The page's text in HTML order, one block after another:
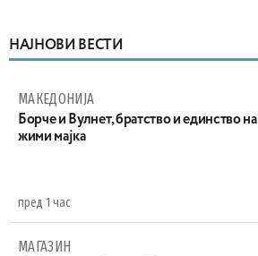
НАЈНОВИ ВЕСТИ
МАКЕДОНИЈА
Борче и Вулнет, братство и единство на
жими мајка
пред 1 час
МАГАЗИН